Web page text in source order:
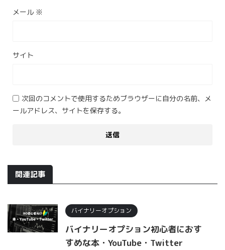
メール ※
サイト
次回のコメントで使用するためブラウザーに自分の名前、メ
ールアドレス、サイトを保存する。
関連記事
バイナリーオプション
バイナリーオプション初心者におす
すめな本・YouTube・Twitter